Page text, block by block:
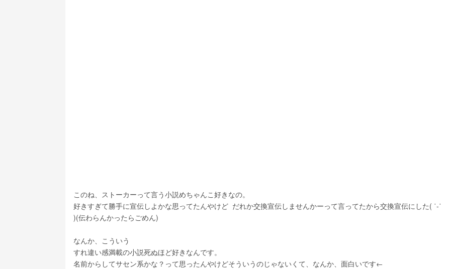
このね、ストーカーって言う小説めちゃんこ好きなの。
好きすぎて勝手に宣伝しよかな思ってたんやけど  だれか交換宣伝しませんかーって言ってたから交換宣伝にした( ˙-˙
)(伝わらんかったらごめん)
なんか、こういう
すれ違い感満載の小説死ぬほど好きなんです。
名前からしてサセン系かな？って思ったんやけどそういうのじゃないくて、なんか、面白いです←